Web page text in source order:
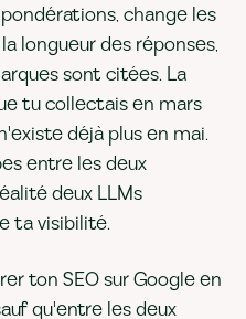
change les
longueur des réponses,
sont citées. La
tu collectais en mars
déjà plus en mai.
entre les deux
deux LLMs
ta visibilité.
ton SEO sur Google en
qu'entre les deux